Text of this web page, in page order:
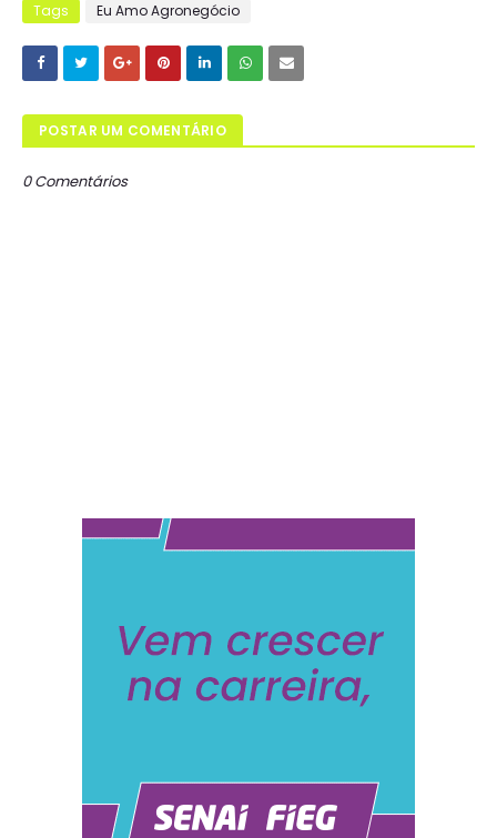
Tags Eu Amo Agronegócio
POSTAR UM COMENTÁRIO
0 Comentários